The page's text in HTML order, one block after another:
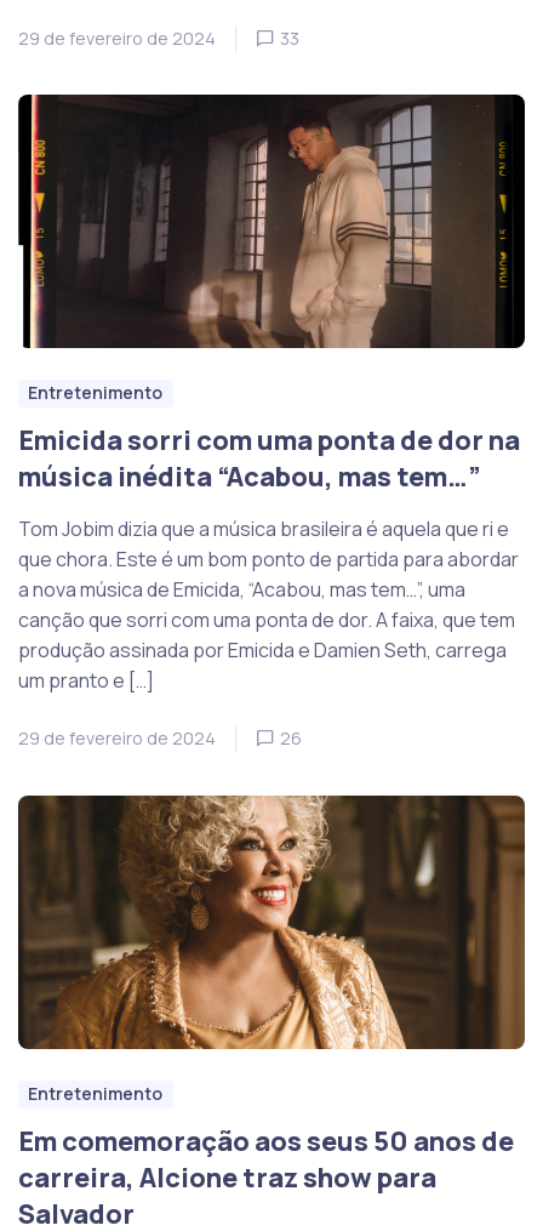
29 de fevereiro de 2024 33
Entretenimento
Emicida sorri com uma ponta de dor na
música inédita “Acabou, mas tem…”
Tom Jobim dizia que a música brasileira é aquela que ri e
que chora. Este é um bom ponto de partida para abordar
a nova música de Emicida, “Acabou, mas tem…”, uma
canção que sorri com uma ponta de dor. A faixa, que tem
produção assinada por Emicida e Damien Seth, carrega
um pranto e […]
29 de fevereiro de 2024 26
Entretenimento
Em comemoração aos seus 50 anos de
carreira, Alcione traz show para
Salvador